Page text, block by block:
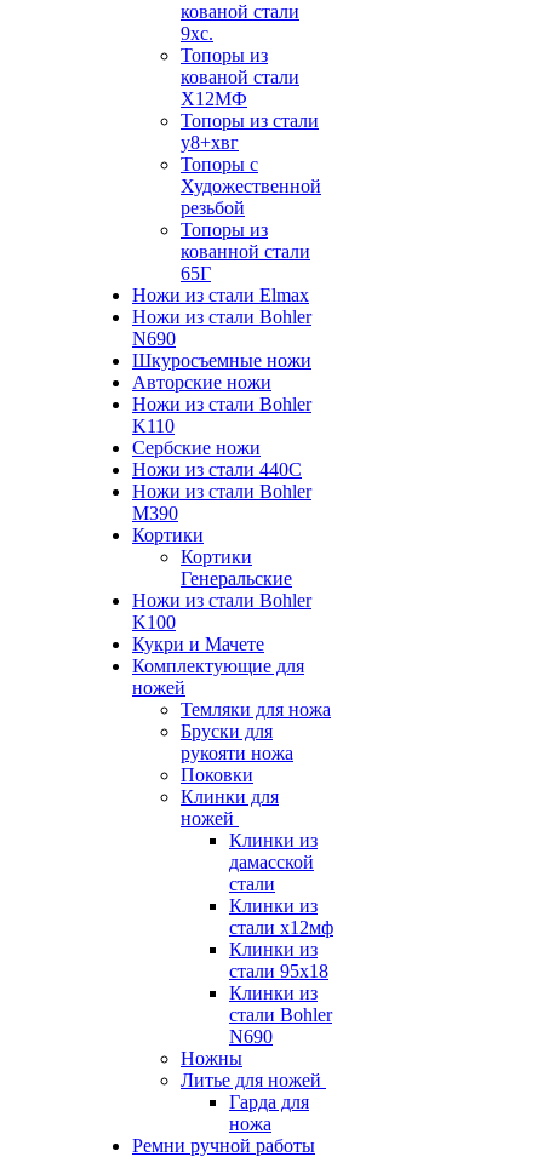
кованой стали
9хс.
Топоры из
кованой стали
Х12МФ
Топоры из стали
у8+хвг
Топоры с
Художественной
резьбой
Топоры из
кованной стали
65Г
Ножи из стали Elmax
Ножи из стали Bohler
N690
Шкуросъемные ножи
Авторские ножи
Ножи из стали Bohler
K110
Сербские ножи
Ножи из стали 440С
Ножи из стали Bohler
M390
Кортики
Кортики
Генеральские
Ножи из стали Bohler
K100
Кукри и Мачете
Комплектующие для
ножей
Темляки для ножа
Бруски для
рукояти ножа
Поковки
Клинки для
ножей
Клинки из
дамасской
стали
Клинки из
стали х12мф
Клинки из
стали 95х18
Клинки из
стали Bohler
N690
Ножны
Литье для ножей
Гарда для
ножа
Ремни ручной работы